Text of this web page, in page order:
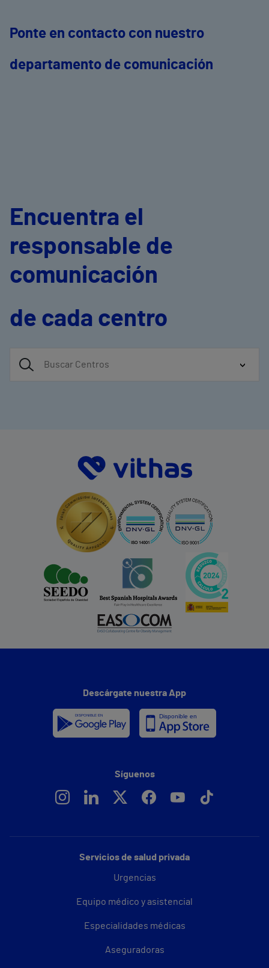
Ponte en contacto con nuestro
departamento de comunicación
Encuentra el
responsable de
comunicación
de cada centro
Servicios de salud privada
Urgencias
Equipo médico y asistencial
Especialidades médicas
Aseguradoras
Descárgate nuestra App
Síguenos